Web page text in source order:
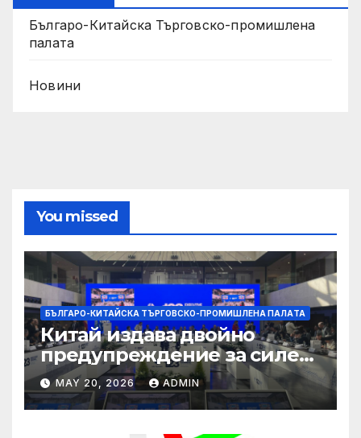
Българо-Китайска Търговско-промишлена
палaта
Новини
You missed
БЪЛГАРО-КИТАЙСКА ТЪРГОВСКО-ПРОМИШЛЕНА ПАЛAТА
Китай издава двойно
предупреждение за силен
дъжд и пясъчни бури
MAY 20, 2026 ADMIN